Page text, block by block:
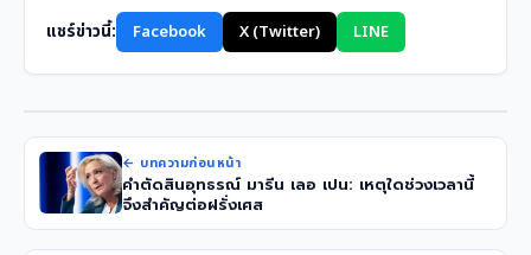
แชร์ข่าวนี้: Facebook X (Twitter) LINE
← บทความก่อนหน้า
คำตัดสินอุทธรณ์ มารีน เลอ เปน: เหตุใดช่วงเวลานี้
จึงสำคัญต่อฝรั่งเศส